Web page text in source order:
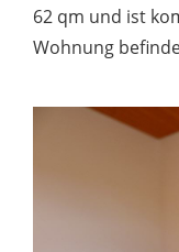
62 qm und ist
Wohnung